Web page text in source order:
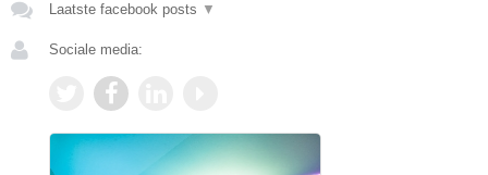
Laatste facebook posts ▼
Sociale media: